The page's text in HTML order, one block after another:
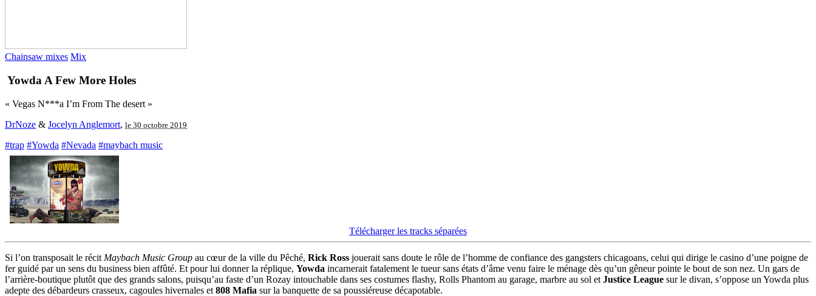
Chainsaw mixes Mix
Yowda A Few More Holes
« Vegas N***a I’m From The desert »
DrNoze & Jocelyn Anglemort, le 30 octobre 2019
#trap #Yowda #Nevada #maybach music
Télécharger les tracks séparées
Si l’on transposait le récit Maybach Music Group au cœur de la ville du Pêché, Rick Ross jouerait sans doute le rôle de l’homme de confiance des gangsters chicagoans, celui qui dirige le casino d’une poigne de
fer guidé par un sens du business bien affûté. Et pour lui donner la réplique, Yowda incarnerait fatalement le tueur sans états d’âme venu faire le ménage dès qu’un gêneur pointe le bout de son nez. Un gars de
l’arrière-boutique plutôt que des grands salons, puisqu’au faste d’un Rozay intouchable dans ses costumes flashy, Rolls Phantom au garage, marbre au sol et Justice League sur le divan, s’oppose un Yowda plus
adepte des débardeurs crasseux, cagoules hivernales et 808 Mafia sur la banquette de sa poussiéreuse décapotable.